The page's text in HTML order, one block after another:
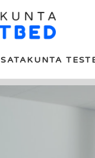
SATAKUNTA